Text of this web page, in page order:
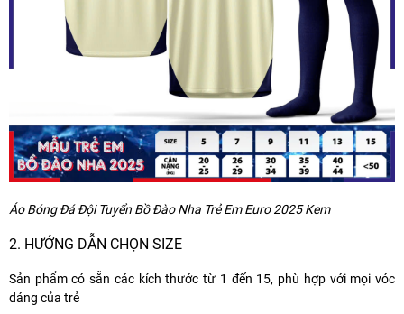
Áo Bóng Đá Đội Tuyển Bồ Đào Nha Trẻ Em Euro 2025 Kem
2. HƯỚNG DẪN CHỌN SIZE
Sản phẩm có sẵn các kích thước từ 1 đến 15, phù hợp với mọi vóc
dáng của trẻ